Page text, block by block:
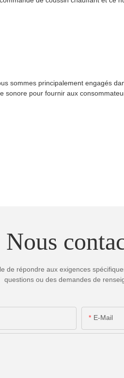
sommes principalement engagés
pour fournir aux
Nous
de répondre aux exigences
questions ou des demandes de
E-Mail